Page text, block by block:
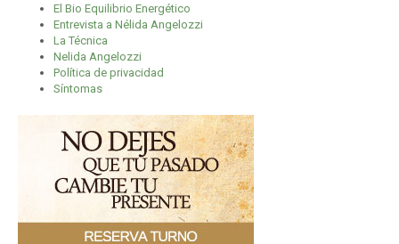
El Bio Equilibrio Energético
Entrevista a Nélida Angelozzi
La Técnica
Nelida Angelozzi
Política de privacidad
Síntomas